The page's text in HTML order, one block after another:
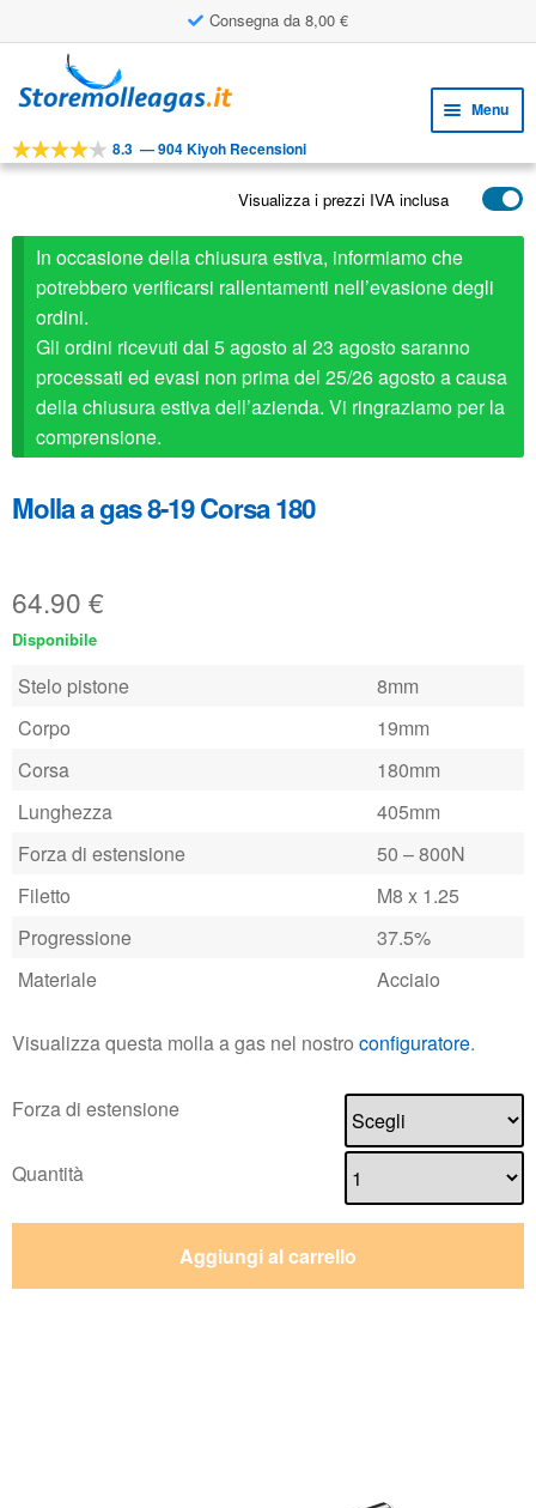
Consegna da 8,00 €
alla
al
Menu
STRUMENTI
il
menu
child
child
APPLICAZIONI
SERVIZIO CLIENTI
child
FAQ
8.3 —904 Kiyoh Recensioni
Visualizza i prezzi IVA inclusa
In occasione della chiusura estiva, informiamo che
potrebbero verificarsi rallentamenti nell’evasione degli
ordini.
Gli ordini ricevuti dal 5 agosto al 23 agosto saranno
processati ed evasi non prima del 25/26 agosto a causa
della chiusura estiva dell’azienda. Vi ringraziamo per la
comprensione.
Molla a gas 8-19 Corsa 180
64.90 €
Disponibile
Stelo pistone
8mm
Corpo
19mm
Corsa
180mm
Lunghezza
405mm
Forza di estensione
50 – 800N
Filetto
M8 x 1.25
Progressione
37.5%
Materiale
Acciaio
Visualizza questa molla a gas nel nostro configuratore.
Forza di estensione
Quantità
Aggiungi al carrello